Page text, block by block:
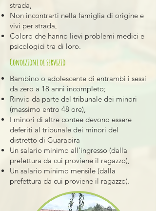
strada,
Non incontrarti nella famiglia di origine e
vivi per strada,
Coloro che hanno lievi problemi medici e
psicologici tra di loro.
Condizioni di servizio
Bambino o adolescente di entrambi i sessi
da zero a 18 anni incompleto;
Rinvio da parte del tribunale dei minori
(massimo entro 48 ore),
I minori di altre contee devono essere
deferiti al tribunale dei minori del
distretto di Guarabira
Un salario minimo all'ingresso (dalla
prefettura da cui proviene il ragazzo),
Un salario minimo mensile (dalla
prefettura da cui proviene il ragazzo).